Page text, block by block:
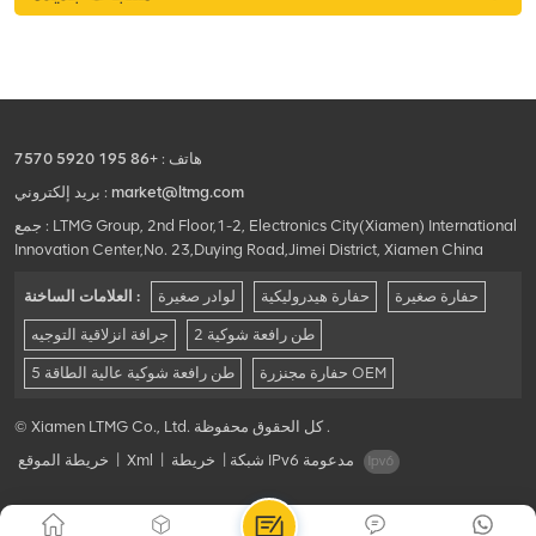
هاتف : +86 195 5920 7570
بريد إلكتروني : market@ltmg.com
جمع : LTMG Group, 2nd Floor,1-2, Electronics City(Xiamen) International
Innovation Center,No. 23,Duying Road,Jimei District, Xiamen China
العلامات الساخنة : لوادر صغيرة حفارة هيدروليكية حفارة صغيرة
جرافة انزلاقية التوجيه 2 طن رافعة شوكية
5 طن رافعة شوكية عالية الطاقة حفارة مجنزرة OEM
© Xiamen LTMG Co., Ltd. كل الحقوق محفوظة .
خريطة الموقع
Xml خريطة